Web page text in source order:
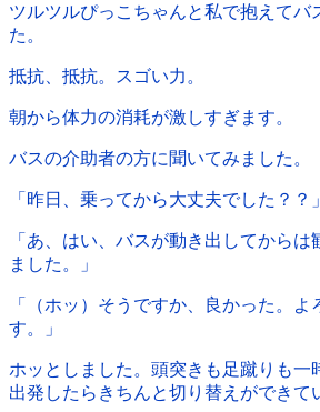
ツルツルぴっこちゃんと私で抱えてバ
た。
抵抗、抵抗。スゴい力。
朝から体力の消耗が激しすぎます。
バスの介助者の方に聞いてみました。
「昨日、乗ってから大丈夫でした？？」
「あ、はい、バスが動き出してからは
ました。」
「（ホッ）そうですか、良かった。よ
す。」
ホッとしました。頭突きも足蹴りも一
出発したらきちんと切り替えができて